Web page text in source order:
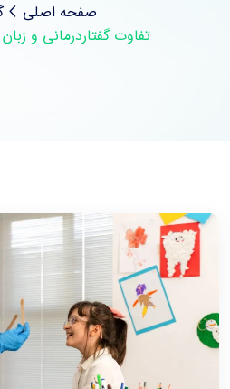
صفحه اصلی
تفاوت گفتاردرمانی و